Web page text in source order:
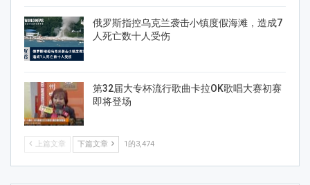
俄罗斯指控乌克兰袭击小镇度假海滩，造成7
人死亡数十人受伤
第32届大专杯流行歌曲卡拉OK歌唱大赛初赛
即将登场
上篇文章 下篇文章 1的3,474